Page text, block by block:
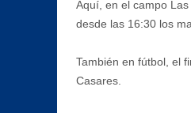
Aquí, en el campo
desde las 16:30 los
También en fútbol, el
Casares.